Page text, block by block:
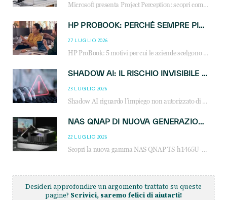
Microsoft presenta Project Perception: scopri come gli agenti AI possono trasformare cybersecurity, SOC e servizi gestiti degli MSP.
HP PROBOOK: PERCHÉ SEMPRE PIÙ AZIENDE SCELGONO NOTEBOOK PROGETTATI PER IL LAVORO MODERNO
27 LUGLIO 2026
HP ProBook: 5 motivi per cui le aziende scelgono i notebook business HP per migliorare produttività, sicurezza e gestione dell’AI.
SHADOW AI: IL RISCHIO INVISIBILE CHE LE AZIENDE POSSONO GOVERNARE
23 LUGLIO 2026
Shadow AI riguardo l’impiego non autorizzato di sistemi AI all’interno dell’azienda. E’ una pratica che si diffonde a partire dai dipendenti fino ai dirigenti e mette a repentaglio la cybersecurity, con costi più elevati per le organizzazioni. Due recenti report illustrano il fenomeno e forniscono dati in merito
NAS QNAP DI NUOVA GENERAZIONE: PIÙ PRESTAZIONI, SCALABILITÀ E PROTEZIONE DEI DATI PER LE INFRASTRUTTURE IT MODERNE
22 LUGLIO 2026
Scopri la nuova gamma NAS QNAP TS-h1465U-RP, TS-h1065eU e TS-h665U: storage aziendale con ZFS, DDR5, E1.S NVMe e connettività 2.5GbE per backup, virtualizzazione e cybersecurity.
Desideri approfondire un argomento trattato su queste
pagine? Scrivici, saremo felici di aiutarti!